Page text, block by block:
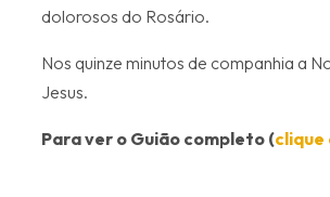
dolorosos do Rosário.
Nos quinze minutos de companhia a
Jesus.
Para ver o Guião completo (clique